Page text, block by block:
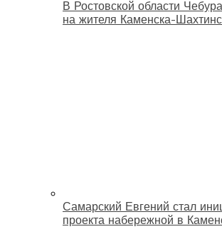
В Ростовской области
на жителя Каменска-
Самарский Евгений стал
проекта набережной в